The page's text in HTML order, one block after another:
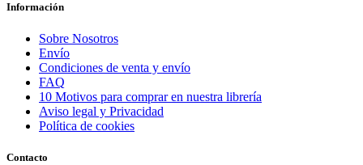
Información
Sobre Nosotros
Envío
Condiciones de venta y envío
FAQ
10 Motivos para comprar en nuestra librería
Aviso legal y Privacidad
Política de cookies
Contacto